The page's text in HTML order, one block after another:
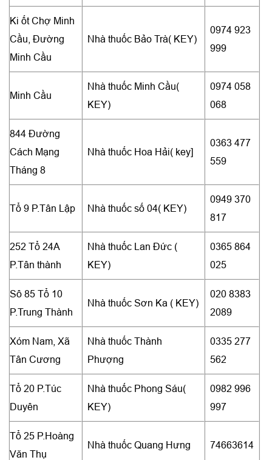
Ki ốt Chợ Minh
Cầu, Đường
Minh Cầu
Nhà thuốc Bảo Trà( KEY)
0974 923
999
Minh Cầu
Nhà thuốc Minh Cầu(
KEY)
0974 058
068
844 Đường
Cách Mạng
Tháng 8
Nhà thuốc Hoa Hải( key]
0363 477
559
Tổ 9 P.Tân Lập Nhà thuốc số 04( KEY)
0949 370
817
252 Tổ 24A
P.Tân thành
Nhà thuốc Lan Đức (
KEY)
0365 864
025
Sô 85 Tổ 10
P.Trung Thành
Nhà thuốc Sơn Ka ( KEY)
020 8383
2089
Xóm Nam, Xã
Tân Cương
Nhà thuốc Thành
Phượng
0335 277
562
Tổ 20 P.Túc
Duyên
Nhà thuốc Phong Sáu(
KEY)
0982 996
997
Tổ 25 P.Hoàng
Văn Thụ
Nhà thuốc Quang Hưng 74663614